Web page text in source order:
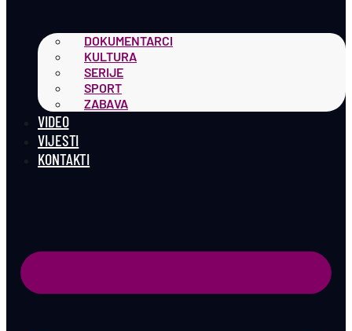
DOKUMENTARCI
KULTURA
SERIJE
SPORT
ZABAVA
VIDEO
VIJESTI
KONTAKTI